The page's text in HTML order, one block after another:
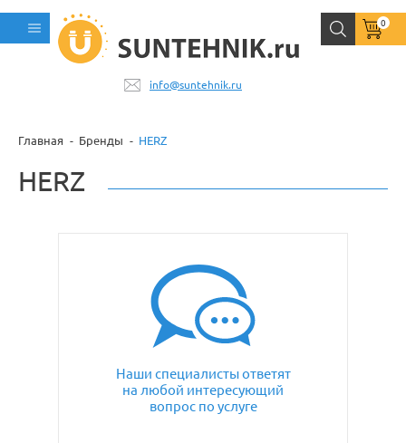
info@suntehnik.ru
0
Главная Бренды HERZ
HERZ
Наши специалисты ответят
на любой интересующий
вопрос по услуге